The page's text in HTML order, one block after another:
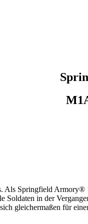
Als Springfield
Soldaten in der
gleichermaßen für